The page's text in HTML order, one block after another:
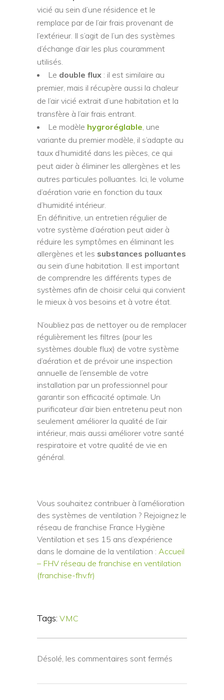
vicié au sein d’une résidence et le
remplace par de l’air frais provenant de
l’extérieur. Il s’agit de l’un des systèmes
d’échange d’air les plus couramment
utilisés.
Le double flux : il est similaire au
premier, mais il récupère aussi la chaleur
de l’air vicié extrait d’une habitation et la
transfère à l’air frais entrant.
Le modèle hygroréglable , une
variante du premier modèle, il s’adapte au
taux d’humidité dans les pièces, ce qui
peut aider à éliminer les allergènes et les
autres particules polluantes. Ici, le volume
d’aération varie en fonction du taux
d’humidité intérieur.
En définitive, un entretien régulier de
votre système d’aération peut aider à
réduire les symptômes en éliminant les
allergènes et les substances polluantes
au sein d’une habitation. Il est important
de comprendre les différents types de
systèmes afin de choisir celui qui convient
le mieux à vos besoins et à votre état.
N’oubliez pas de nettoyer ou de remplacer
régulièrement les filtres (pour les
systèmes double flux) de votre système
d’aération et de prévoir une inspection
annuelle de l’ensemble de votre
installation par un professionnel pour
garantir son efficacité optimale. Un
purificateur d’air bien entretenu peut non
seulement améliorer la qualité de l’air
intérieur, mais aussi améliorer votre santé
respiratoire et votre qualité de vie en
général.
Vous souhaitez contribuer à l’amélioration
des systèmes de ventilation ? Rejoignez le
réseau de franchise France Hygiène
Ventilation et ses 15 ans d’expérience
dans le domaine de la ventilation : Accueil
– FHV réseau de franchise en ventilation
(franchise-fhv.fr)
Tags: VMC
Désolé, les commentaires sont fermés